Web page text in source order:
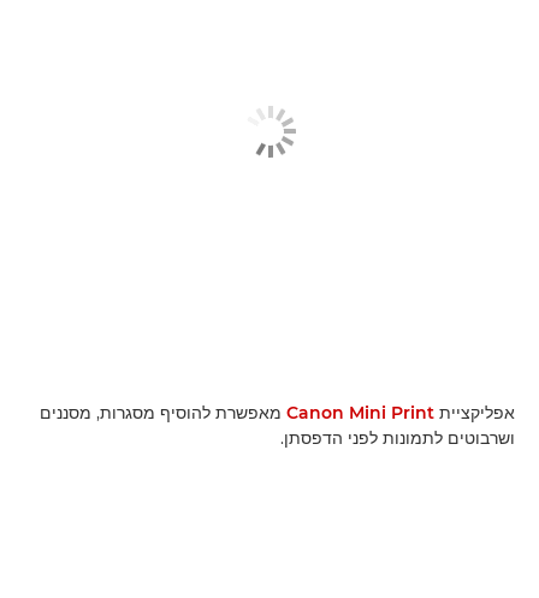
אפליקציית Canon Mini Print מאפשרת להוסיף מסגרות, מסננים
ושרבוטים לתמונות לפני הדפסתן.